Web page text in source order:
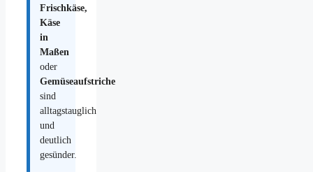
Frischkäse,
Käse
in
Maßen
oder
Gemüseaufstriche
sind
alltagstauglich
und
deutlich
gesünder.